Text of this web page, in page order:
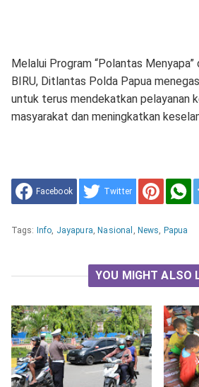
Melalui Program “Polantas
BIRU, Ditlantas Polda Papua
untuk terus mendekatkan pelayanan
masyarakat dan meningkatkan
Facebook Twitter
Tags: Info, Jayapura, Nasional , News, Papua
YOU MIGHT ALSO